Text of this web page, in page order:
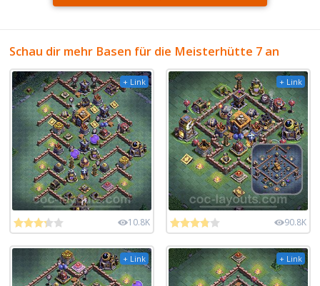
Schau dir mehr Basen für die Meisterhütte 7 an
+ Link
10.8K
+ Link
90.8K
+ Link + Link